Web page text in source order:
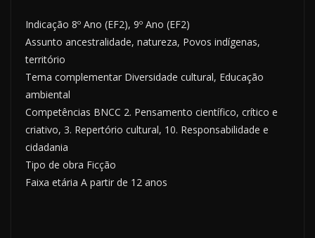
Indicação 8º Ano (EF2), 9º Ano (EF2)
Assunto ancestralidade, natureza, Povos indígenas,
território
Tema complementar Diversidade cultural, Educação
ambiental
Competências BNCC 2. Pensamento científico, crítico e
criativo, 3. Repertório cultural, 10. Responsabilidade e
cidadania
Tipo de obra Ficção
Faixa etária A partir de 12 anos